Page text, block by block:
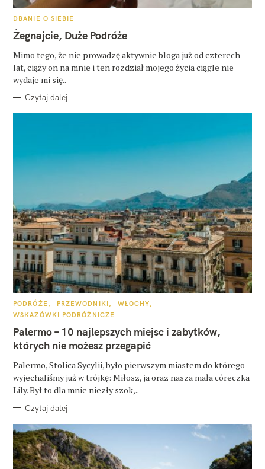
K
T
E
O
R
I
DBANIE O SIEBIE
Żegnajcie, Duże Podróże
Mimo tego, że nie prowadzę aktywnie bloga już od czterech
lat, ciąży on na mnie i ten rozdział mojego życia ciągle nie
wydaje mi się..
Czytaj dalej
K
T
G
R
PODRÓŻE PRZEWODNIKI
WŁOCHY
WSKAZÓWKI PODRÓŻNICZE
Palermo – 10 najlepszych miejsc i zabytków,
których nie możesz przegapić
Palermo, Stolica Sycylii, było pierwszym miastem do którego
wyjechaliśmy już w trójkę: Miłosz, ja oraz nasza mała córeczka
Lily. Był to dla mnie niezły szok,..
Czytaj dalej